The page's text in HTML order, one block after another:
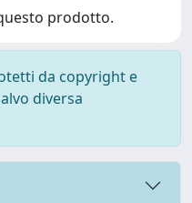
prodotto.
da copyright e
diversa